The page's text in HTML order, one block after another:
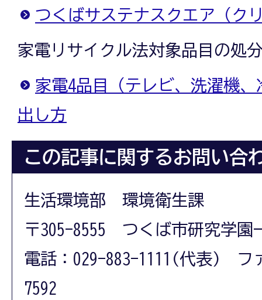
つくばサステナスクエア（ク
家電リサイクル法対象品目の処
家電4品目（テレビ、洗濯機
出し方
この記事に関するお問い合
生活環境部 環境衛生課
〒305-8555 つくば市研究学園
電話：029-883-1111(代表) フ
7592